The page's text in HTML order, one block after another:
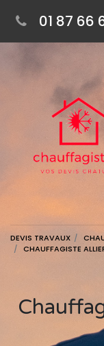
01 87 66
DEVIS TRAVAUX
CHAUFFAGISTE
Chauffagiste allier : annuaire